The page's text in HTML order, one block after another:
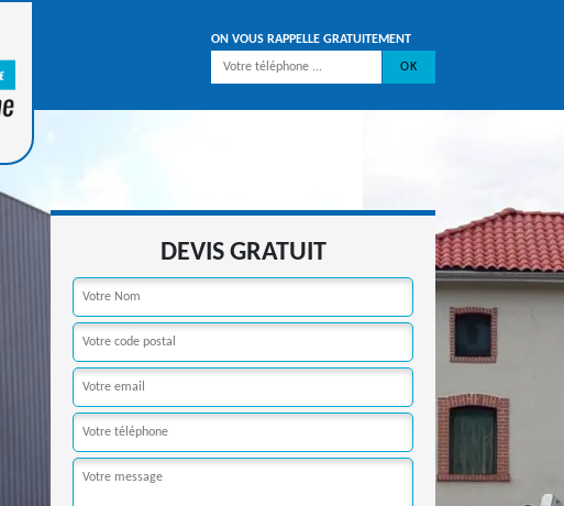
ON VOUS RAPPELLE GRATUITEMENT
DEVIS GRATUIT